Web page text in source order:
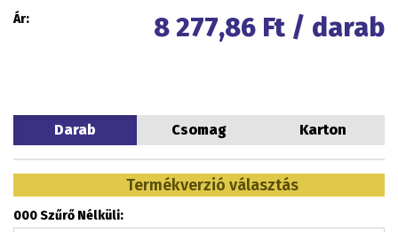
Ár: 8 277,86 Ft / darab
Darab Csomag Karton
Termékverzió választás
000 Szűrő Nélküli: